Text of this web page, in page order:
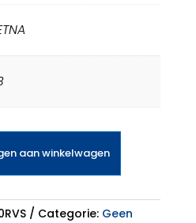
aan winkelwagen
Categorie: Geen